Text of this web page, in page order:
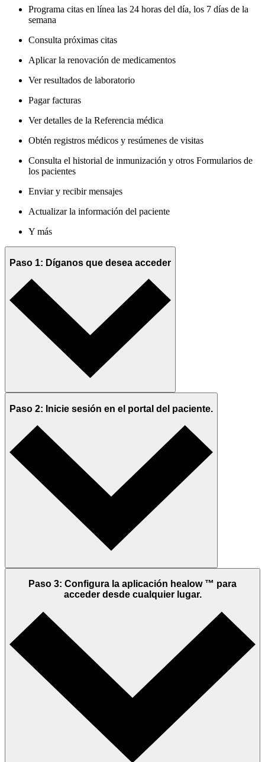
Programa citas en línea las 24 horas del día, los 7 días de la
semana
Consulta próximas citas
Aplicar la renovación de medicamentos
Ver resultados de laboratorio
Pagar facturas
Ver detalles de la Referencia médica
Obtén registros médicos y resúmenes de visitas
Consulta el historial de inmunización y otros Formularios de
los pacientes
Enviar y recibir mensajes
Actualizar la información del paciente
Y más
Paso 1: Díganos que desea acceder
Paso 2: Inicie sesión en el portal del paciente.
Paso 3: Configura la aplicación healow ™ para
acceder desde cualquier lugar.